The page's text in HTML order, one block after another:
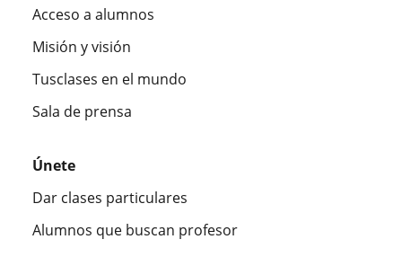
Acceso a alumnos
Misión y visión
Tusclases en el mundo
Sala de prensa
Únete
Dar clases particulares
Alumnos que buscan profesor